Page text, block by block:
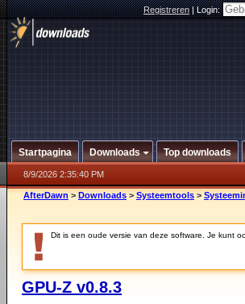
Registreren|Login:
Startpagina Downloads Top downloads
8/9/2026 2:35:40 PM
AfterDawn > Downloads > Systeemtools >
Dit is een oude versie van deze software. Je kunt
GPU-Z v0.8.3